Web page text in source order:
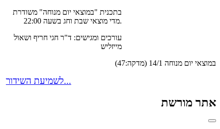
מדי מוצאי שבת וחג בשעה 22:00.
עורכים ומגישים: ד"ר חגי חריף ושאול
מייזליש
במוצאי יום מנוחה 14/1 (מדקה:47)
לשמיעת השידור...
אתר מורשת